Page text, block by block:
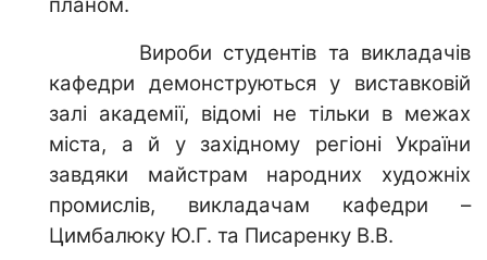
Вироби студентів та викладачів
кафедри демонструються у виставковій
залі академії, відомі не тільки в межах
міста, а й у західному регіоні України
завдяки майстрам народних художніх
промислів, викладачам кафедри –
Цимбалюку Ю.Г. та Писаренку В.В.